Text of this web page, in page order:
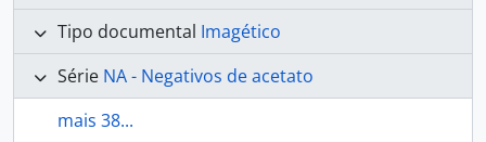
Tipo documental Imagético
Série NA - Negativos de acetato
mais 38...